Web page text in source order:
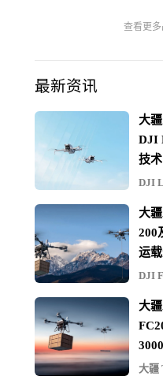
部企业的安全性监督。
关于大疆无人机的“安全
此前9日宣布，旗下一套
过。后者在测试过程中
美国内政部已在7月2日
大疆两款无人机进行了总
行，期间未发现“数据外
大疆产品安全性能通过
者的一次有力反驳。
查看更
最新资讯
大
DJI
技
DJI
大
200
运
DJI
大
最
大疆